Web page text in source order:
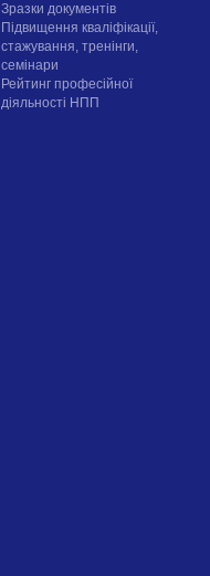
Зразки документів
Підвищення кваліфікації,
стажування, тренінги,
семінари
Рейтинг професійної
діяльності НПП